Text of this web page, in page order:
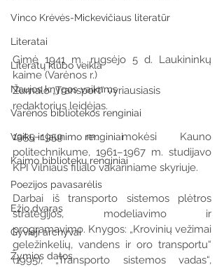
Vinco Krėvės-Mickevičiaus literatūr
Literatai
Literatų klubo veikla
Naujos knygos vaikams
Varėnos bibliotekos renginiai
Vaikų ir jaunimo renginiai
Kaimo bibliotekų renginiai
Poezijos pavasarėlis
Ežio dvaras
Gyvieji archyvai
Žymios datos
Gimė 1941 m. rugsėjo 5 d. Laukininkų
kaime (Varėnos r.)
Žurnalo „Transport“ vyriausiasis
redaktorius leidėjas.
1955–1959 m. mokėsi Kauno
politechnikume, 1961–1967 m. studijavo
KPI Vilniaus filialo vakariniame skyriuje.
Darbai iš transporto sistemos plėtros
strategijos, modeliavimo ir
programavimo. Knygos: „Krovinių vežimai
geležinkelių, vandens ir oro transportu“
(1995), „Transporto sistemos vadas“,